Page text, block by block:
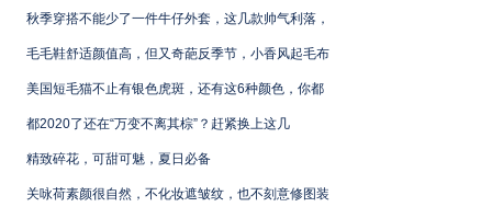
秋季穿搭不能少了一件牛仔外套，这几款帅气利落，
毛毛鞋舒适颜值高，但又奇葩反季节，小香风起毛布
美国短毛猫不止有银色虎斑，还有这6种颜色，你都
都2020了还在“万变不离其棕”？赶紧换上这几
精致碎花，可甜可魅，夏日必备
关咏荷素颜很自然，不化妆遮皱纹，也不刻意修图装